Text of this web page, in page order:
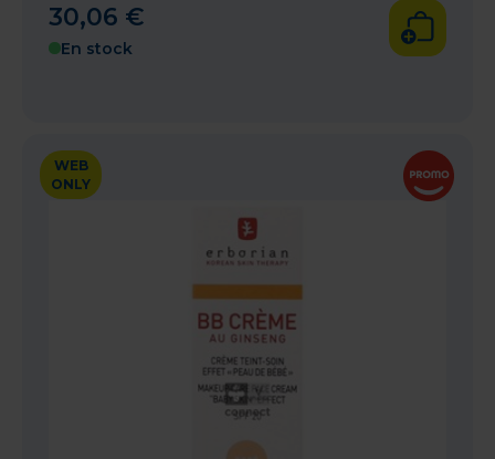
30,06 €
En stock
WEB
ONLY